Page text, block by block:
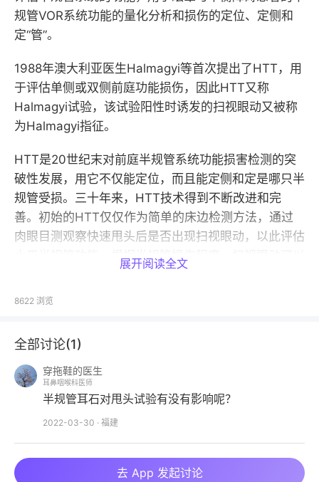
规管VOR系统功能的量化分析和损伤的定位、定侧和
定“管”。
1988年澳大利亚医生Halmagyi等首次提出了HTT，用
于评估单侧或双侧前庭功能损伤，因此HTT又称
Halmagyi试验，该试验阳性时诱发的扫视眼动又被称
为Halmagyi指征。
HTT是20世纪末对前庭半规管系统功能损害检测的突
破性发展，用它不仅能定位，而且能定侧和定是哪只半
规管受损。三十年来，HTT技术得到不断改进和完
善。初始的HTT仅仅作为简单的床边检测方法，通过
肉眼目测观察快速甩头后是否出现扫视眼动，以此评估
水平半规管功能。根据半规管损伤程度，扫视眼动可以
saccade）两种形式。显性扫视比较容易观测，但是隐
临床应用推广受到很大局限。随着科学技术的进步，头
动传感器和巩膜探测线圈技术的运用使HTT指标得以
量化分析，提高了该技术的敏感性和特异性。巩膜探测
需要受试者佩戴很不舒服的角膜接触镜而难以成为临床
常规检测，并且急性期眩晕患者也无法应用，依旧难以
在临床上广泛普及。
展开阅读全文
8622 浏览
全部讨论(1)
穿拖鞋的医生
耳鼻咽喉科医师
半规管耳石对甩头试验有没有影响呢？
2022-03-30 · 福建
去 App 发起讨论